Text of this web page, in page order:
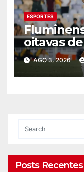
ESPORTES
oitavas
Brasil
AGO 3, 2026
Posts Recentes